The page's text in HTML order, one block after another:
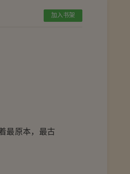
加入书架
最原本，最古